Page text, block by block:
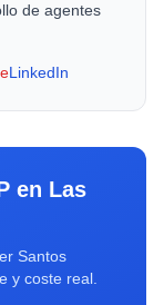
de agentes
LinkedIn
en Las
Santos
y coste real.